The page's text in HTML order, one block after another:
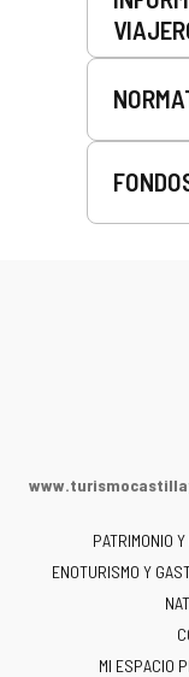
PATRIMONIO
ENOTURISMO Y
MI ESPACIO